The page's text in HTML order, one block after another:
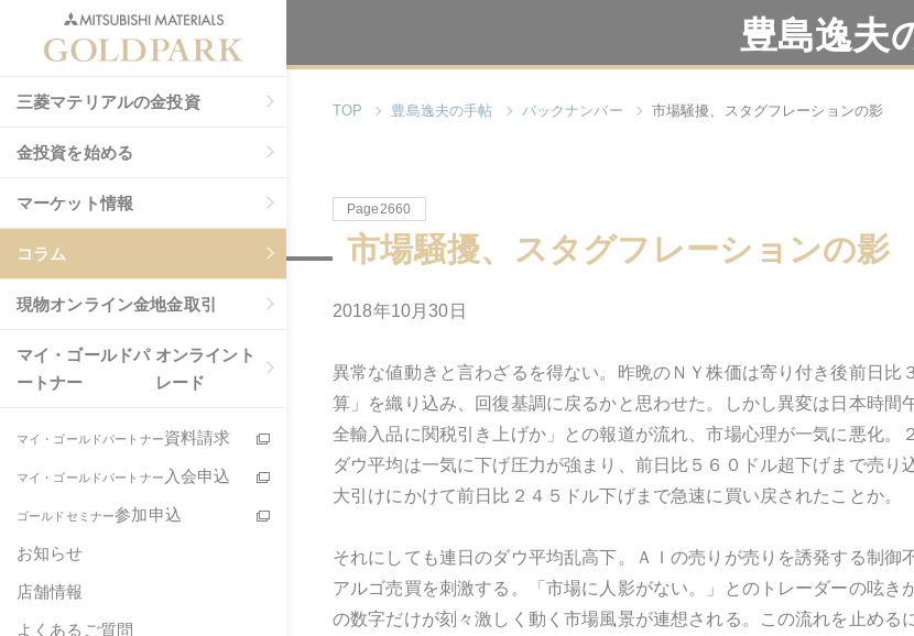
三菱マテリアルの金投資
金投資を始める
マーケット情報
コラム
現物オンライン金地金取引
マイ・ゴールドパ
ートナー
オンライント
レード
マイ・ゴールドパートナー資料請求
マイ・ゴールドパートナー 入会申込
ゴールドセミナー参加申込
お知らせ
店舗情報
よくあるご質問
豊島逸夫
TOP 豊島逸夫の手帖 バックナンバー 市場騒擾、スタグフレーションの影
Page2660
市場騒擾、スタグフレーションの影
2018年10月30日
異常な値動きと言わざるを得ない。昨晩のＮＹ株価は寄り付き後前日
算」を織り込み、回復基調に戻るかと思わせた。しかし異変は日本時
全輸入品に関税引き上げか」との報道が流れ、市場心理が一気に悪化。
ダウ平均は一気に下げ圧力が強まり、前日比５６０ドル超下げまで売
大引けにかけて前日比２４５ドル下げまで急速に買い戻されたことか。
それにしても連日のダウ平均乱高下。ＡＩの売りが売りを誘発する制
アルゴ売買を刺激する。「市場に人影がない。」とのトレーダーの呟
の数字だけが刻々激しく動く市場風景が連想される。この流れを止める